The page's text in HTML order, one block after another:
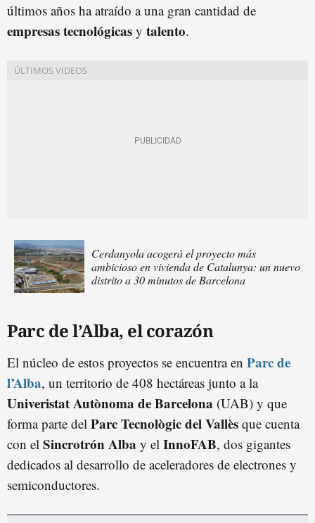
últimos años ha atraído a una gran cantidad de
empresas tecnológicas y talento.
Cerdanyola acogerá el proyecto más
ambicioso en vivienda de Catalunya: un nuevo
distrito a 30 minutos de Barcelona
Parc de l’Alba, el corazón
El núcleo de estos proyectos se encuentra en Parc de
l’Alba, un territorio de 408 hectáreas junto a la
Univeristat Autònoma de Barcelona (UAB) y que
forma parte del Parc Tecnològic del Vallès que cuenta
con el Sincrotrón Alba y el InnoFAB, dos gigantes
dedicados al desarrollo de aceleradores de electrones y
semiconductores.